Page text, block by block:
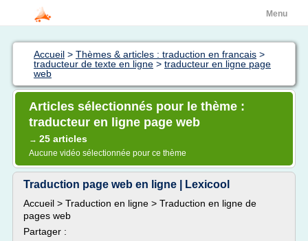
Menu
Accueil > Thèmes & articles : traduction en francais >
traducteur de texte en ligne > traducteur en ligne page
web
Articles sélectionnés pour le thème :
traducteur en ligne page web
→ 25 articles
Aucune vidéo sélectionnée pour ce thème
Traduction page web en ligne | Lexicool
Accueil > Traduction en ligne > Traduction en ligne de
pages web
Partager :